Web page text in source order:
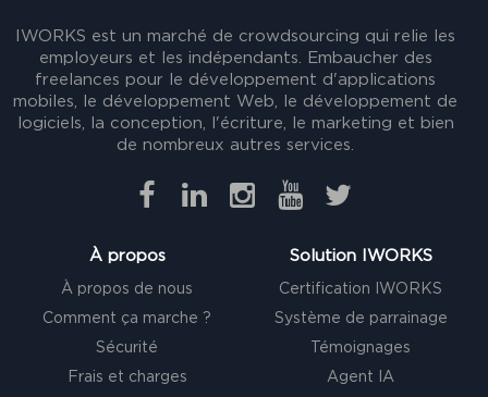
IWORKS est un marché de crowdsourcing qui relie les
employeurs et les indépendants. Embaucher des
freelances pour le développement d'applications
mobiles, le développement Web, le développement de
logiciels, la conception, l'écriture, le marketing et bien
de nombreux autres services.
À propos
À propos de nous
Comment ça marche ?
Sécurité
Frais et charges
Solution IWORKS
Certification IWORKS
Système de parrainage
Témoignages
Agent IA